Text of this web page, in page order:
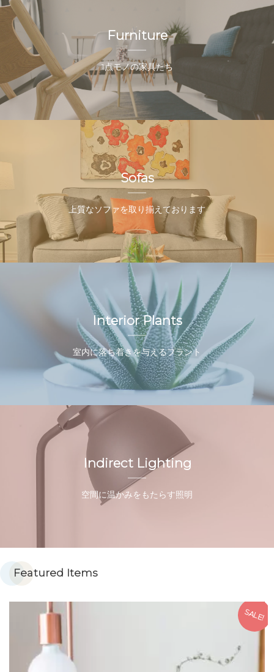
Furniture
1点モノの家具たち
Sofas
上質なソファを取り揃えております
Interior Plants
室内に落ち着きを与えるプラント
Indirect Lighting
空間に温かみをもたらす照明
Featured Items
SALE!